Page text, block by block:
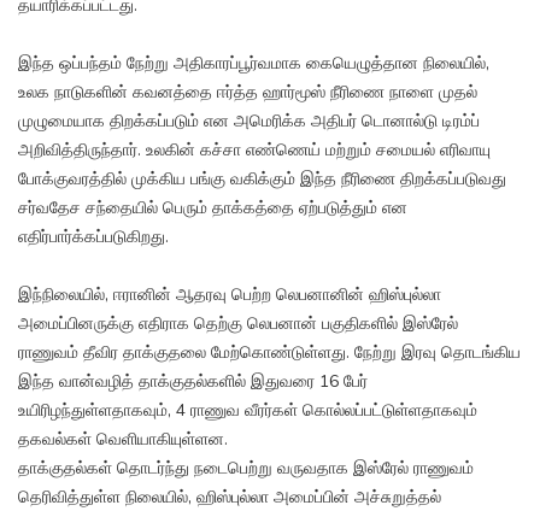
தயாரிக்கப்பட்டது.
இந்த ஒப்பந்தம் நேற்று அதிகாரப்பூர்வமாக கையெழுத்தான நிலையில்,
உலக நாடுகளின் கவனத்தை ஈர்த்த ஹார்மூஸ் நீரிணை நாளை முதல்
முழுமையாக திறக்கப்படும் என அமெரிக்க அதிபர் டொனால்டு டிரம்ப்
அறிவித்திருந்தார். உலகின் கச்சா எண்ணெய் மற்றும் சமையல் எரிவாயு
போக்குவரத்தில் முக்கிய பங்கு வகிக்கும் இந்த நீரிணை திறக்கப்படுவது
சர்வதேச சந்தையில் பெரும் தாக்கத்தை ஏற்படுத்தும் என
எதிர்பார்க்கப்படுகிறது.
இந்நிலையில், ஈரானின் ஆதரவு பெற்ற லெபனானின் ஹிஸ்புல்லா
அமைப்பினருக்கு எதிராக தெற்கு லெபனான் பகுதிகளில் இஸ்ரேல்
ராணுவம் தீவிர தாக்குதலை மேற்கொண்டுள்ளது. நேற்று இரவு தொடங்கிய
இந்த வான்வழித் தாக்குதல்களில் இதுவரை 16 பேர்
உயிரிழந்துள்ளதாகவும், 4 ராணுவ வீரர்கள் கொல்லப்பட்டுள்ளதாகவும்
தகவல்கள் வெளியாகியுள்ளன.
தாக்குதல்கள் தொடர்ந்து நடைபெற்று வருவதாக இஸ்ரேல் ராணுவம்
தெரிவித்துள்ள நிலையில், ஹிஸ்புல்லா அமைப்பின் அச்சுறுத்தல்